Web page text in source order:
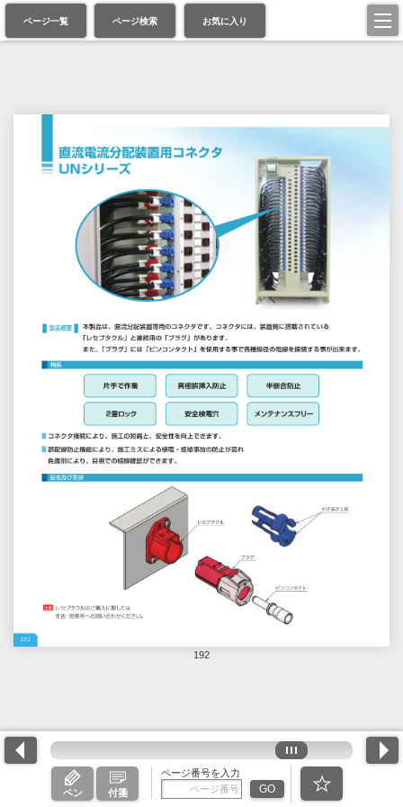
ページ一覧 ページ検索 お気に入り
192
ペン 付箋
ページ番号を入力
GO